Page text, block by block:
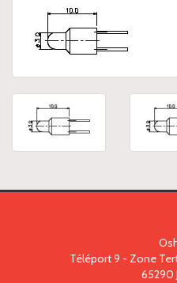
Téléport 9 - Zone
65290